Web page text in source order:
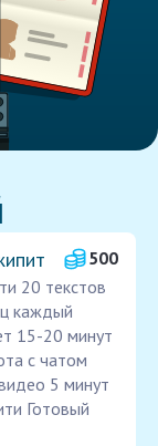
500
20 текстов
каждый
15-20 минут
с чатом
5 минут
Готовый